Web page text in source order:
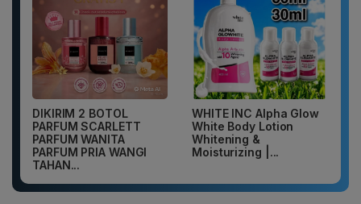
DIKIRIM 2 BOTOL
PARFUM SCARLETT
PARFUM WANITA
PARFUM PRIA WANGI
TAHAN...
WHITE INC Alpha Glow
White Body Lotion
Whitening &
Moisturizing |...